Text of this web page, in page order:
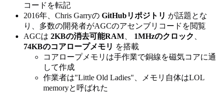
コードを転記
2016年、Chris Garryの GitHubリポジトリ が話題とな
り、多数の開発者がAGCのアセンブリコードを閲覧
AGCは 2KBの消去可能RAM 1MHzのクロック
74KBのコアロープメモリ を搭載
コアロープメモリは手作業で銅線を磁気コアに通
して作成
作業者は"Little Old Ladies"、メモリ自体はLOL
memoryと呼ばれた